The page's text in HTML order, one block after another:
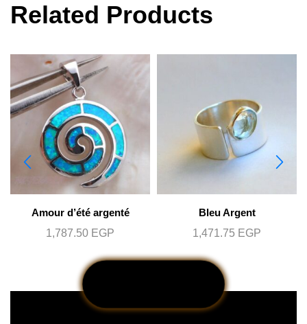
Related Products
Amour d’été argenté
1,787.50 EGP
Bleu Argent
1,471.75 EGP